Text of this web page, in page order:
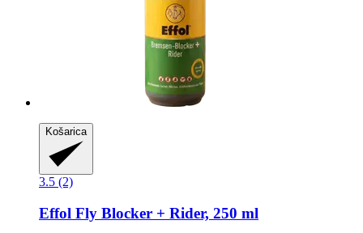
Košarica
3.5 (2)
Effol Fly Blocker + Rider, 250 ml